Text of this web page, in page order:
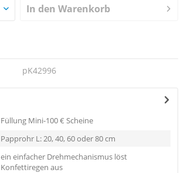
In denWarenkorb
pK42996
Füllung Mini-100 € Scheine
Papprohr L: 20, 40, 60 oder 80 cm
ein einfacher Drehmechanismus löst
Konfettiregen aus